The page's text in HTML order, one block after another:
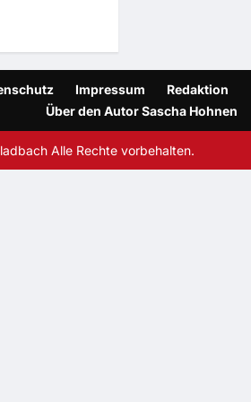
Hohnen
4, 2026
Impressum
Redaktion
Über den Autor Sascha Hohnen
Alle Rechte vorbehalten.